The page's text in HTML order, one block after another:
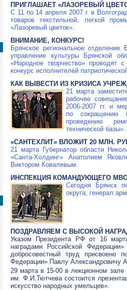
ПРИГЛАШАЕТ «ЛАЗОРЕВЫЙ
C 11 по 14 апреля 2007 г. в
товаров текстильной, легкой
«Лазоревый цветок».
ВНИМАНИЕ, КОНКУРС!
Брянское региональное отделение
управление культуры Брянской
«Народное творчество» проводят
конкурс исполнителей
КАК ВЫВЕСТИ ИЗ КРИЗИСА
21 марта
рабочее
2006-2007 гг. и
по сокращению
проведению
технической базы».
«САНТЕХЛИТ» ВЛОЖИТ 20 МЛН.
21 марта Губернатор области
«Санта-Холдинг» Анатолием
Виктором Ковалевым.
ИНСПЕКЦИЯ КОМАНДУЮЩЕГО
Сегодня Брянск
округа, генерал
ПОЗДРАВЛЯЕМ С ВЫСОКОЙ
Указом Президента РФ от 16
наградами Российской
добросовестный труд присвоено
Федерации» Павлу Александровичу
29 марта в 15-00 в лекционном зале
им. Ф.И.Тютчева состоится
искусство народных умельцев».